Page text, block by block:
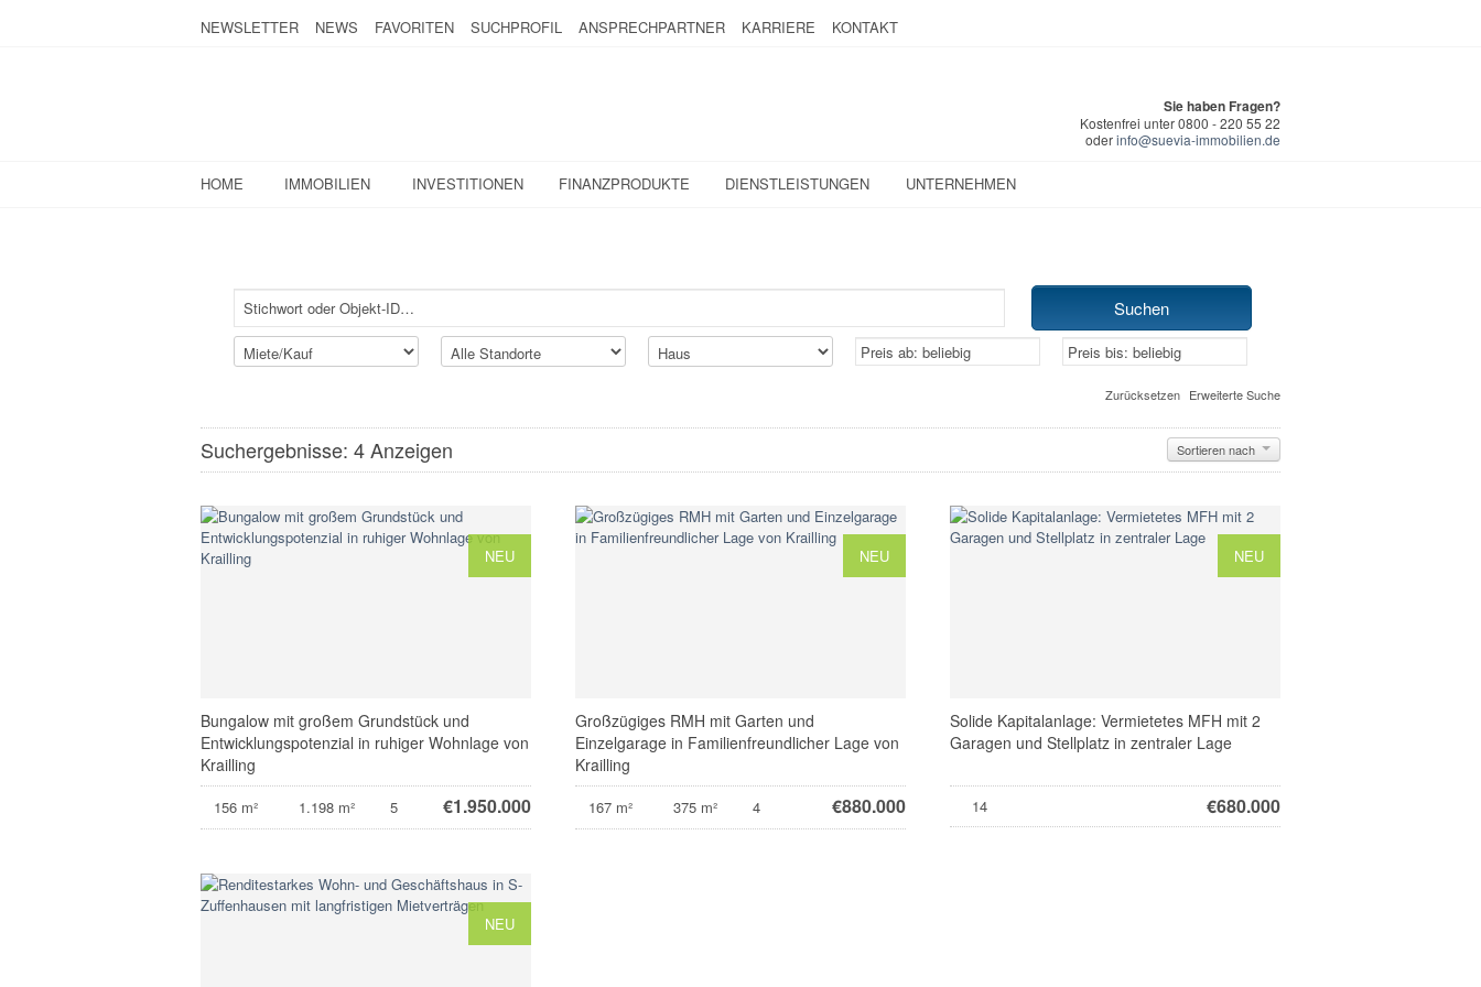
NEWSLETTER NEWS FAVORITEN SUCHPROFIL ANSPRECHPARTNER KARRIERE KONTAKT
Sie haben Fragen?
Kostenfrei unter 0800 - 220 55 22
oderinfo@suevia-immobilien.de
HOME IMMOBILIEN INVESTITIONEN FINANZPRODUKTE DIENSTLEISTUNGEN UNTERNEHMEN
Zurücksetzen Erweiterte Suche
Suchergebnisse: 4 Anzeigen Sortieren nach
NEU
Bungalow mit großem Grundstück und
Entwicklungspotenzial in ruhiger Wohnlage von
Krailling
156 m² 1.198 m² 5 €1.950.000
NEU
Großzügiges RMH mit Garten und
Einzelgarage in Familienfreundlicher Lage von
Krailling
167 m² 375 m² 4 €880.000
NEU
Solide Kapitalanlage: Vermietetes MFH mit 2
Garagen und Stellplatz in zentraler Lage
14 €680.000
NEU